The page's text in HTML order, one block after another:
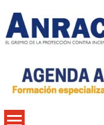
contenido
Condiciones de